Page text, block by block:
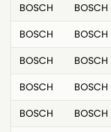
BOSCH
BOSCH
BOSCH
BOSCH
BOSCH
BOSCH
BOSCH